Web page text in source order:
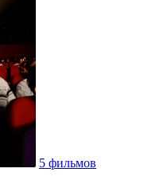
5 фильмов